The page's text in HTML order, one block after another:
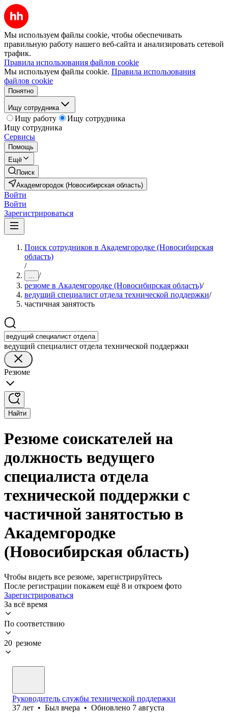
Мы используем файлы cookie, чтобы обеспечивать
правильную работу нашего веб-сайта и анализировать сетевой
трафик.
Правила использования файлов cookie
Мы используем файлы cookie. Правила использования
файлов cookie
Понятно
Ищу сотрудника
Ищу работу
Ищу сотрудника
Ищу сотрудника
Сервисы
Помощь
Ещё
Поиск
Академгородок (Новосибирская область)
Войти
Войти
Зарегистрироваться
Поиск сотрудников в Академгородке (Новосибирская
область)
/
... /
резюме в Академгородке (Новосибирская область)/
ведущий специалист отдела технической поддержки/
частичная занятость
ведущий специалист отдела технической поддержки
Резюме
Найти
Резюме соискателей на
должность ведущего
специалиста отдела
технической поддержки с
частичной занятостью в
Академгородке
(Новосибирская область)
Чтобы видеть все резюме, зарегистрируйтесь
После регистрации покажем ещё 8 и откроем фото
Зарегистрироваться
За всё время
По соответствию
20 резюме
Руководитель службы технической поддержки
37 лет • Был вчера • Обновлено 7 августа